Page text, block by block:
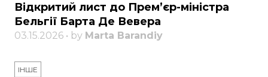
Відкритий лист до Прем’єр-міністра
Бельгії Барта Де Вевера
03.15.2026 • by Marta Barandiy
ІНШЕ